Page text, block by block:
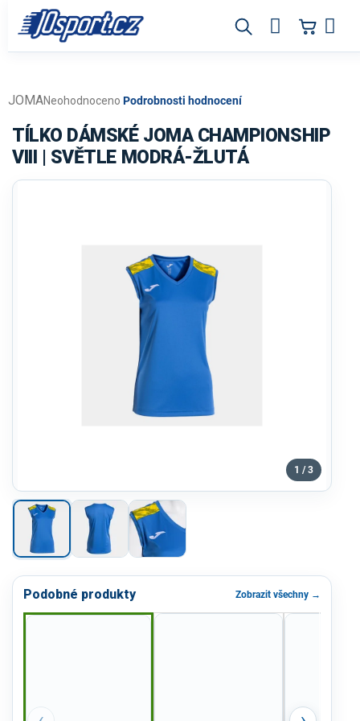
obsah
Průměrné
produktu
je
0,0
Neohodnoceno Podrobnosti hodnocení
JOMA
TÍLKO DÁMSKÉ JOMA CHAMPIONSHIP
VIII | SVĚTLE MODRÁ-ŽLUTÁ
1 / 3
Podobné produkty Zobrazit všechny →